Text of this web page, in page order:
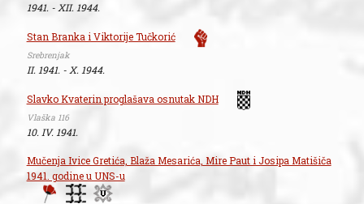
1941. - XII. 1944.
Stan Branka i Viktorije Tučkorić
Srebrenjak
II. 1941. - X. 1944.
Slavko Kvaterin proglašava osnutak NDH
Vlaška 116
10. IV. 1941.
Mučenja Ivice Gretića, Blaža Mesarića, Mire Paut i Josipa Matišiča
1941. godine u UNS-u